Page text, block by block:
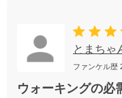
とまちゃ
ファンケル歴
ウォーキングの必